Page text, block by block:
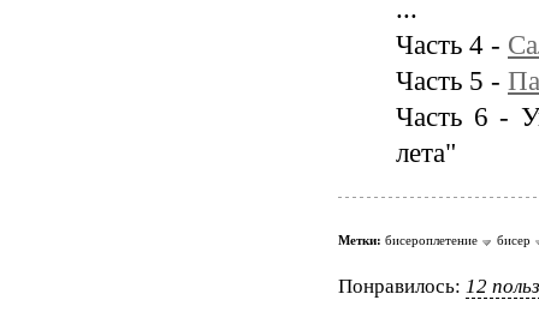
...
Часть 4 -
Часть 5 -
Часть 6 -
лета"
Метки: бисероплетение бисер
Понравилось: 12